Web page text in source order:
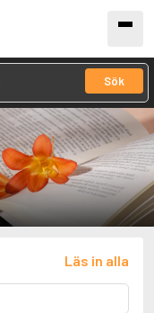
Sök
Läs in alla